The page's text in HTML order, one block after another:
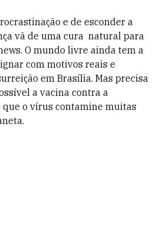
e de esconder a
vã de uma cura natural para
O mundo livre ainda tem a
com motivos reais e
em Brasília. Mas precisa
a vacina contra a
que o vírus contamine muitas